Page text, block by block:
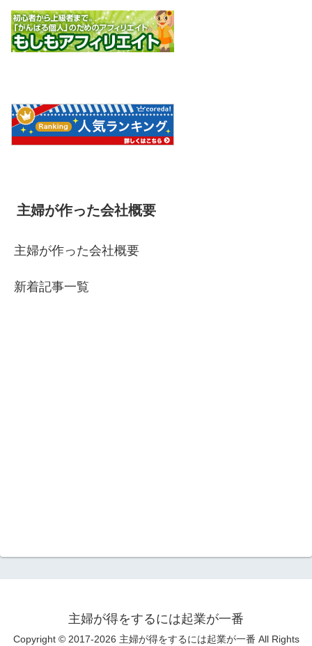
主婦が作った会社概要
主婦が作った会社概要
新着記事一覧
主婦が得をするには起業が一番
Copyright © 2017-2026 主婦が得をするには起業が一番 All Rights